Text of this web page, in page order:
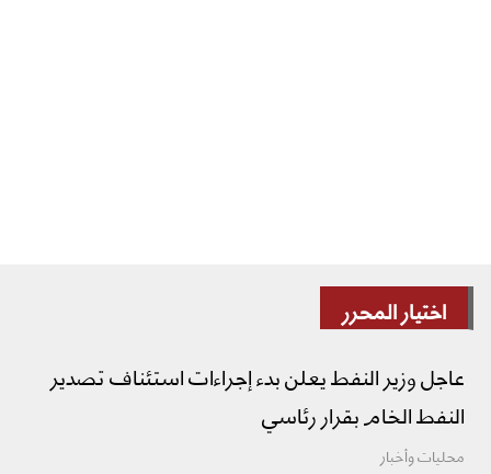
اختيار المحرر
عاجل وزير النفط يعلن بدء إجراءات استئناف تصدير
النفط الخام بقرار رئاسي
محليات وأخبار